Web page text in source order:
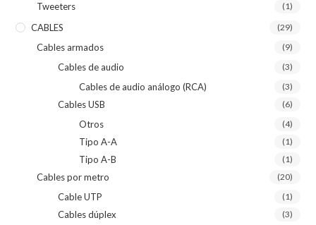
Tweeters (1)
CABLES (29)
Cables armados (9)
Cables de audio (3)
Cables de audio análogo (RCA) (3)
Cables USB (6)
Otros (4)
Tipo A-A (1)
Tipo A-B (1)
Cables por metro (20)
Cable UTP (1)
Cables dúplex (3)